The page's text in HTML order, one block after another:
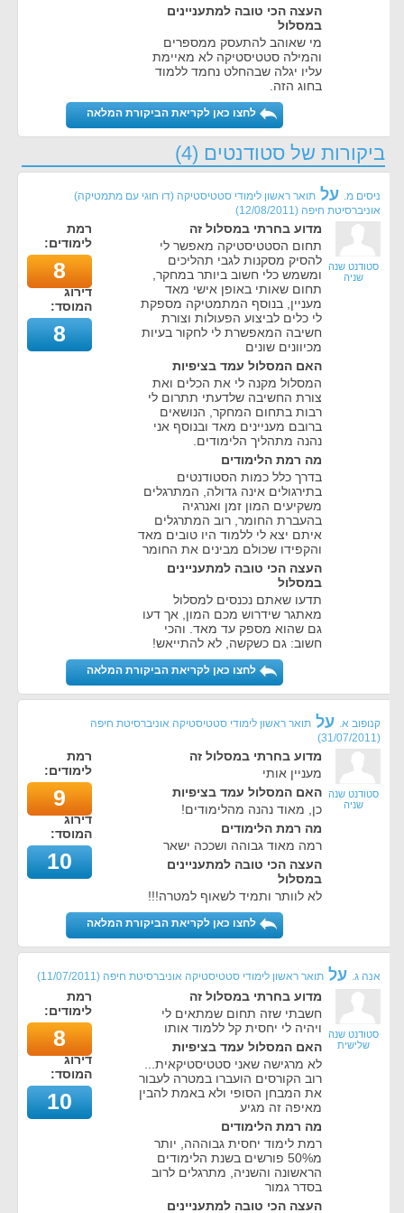
העצה הכי טובה למתעניינים
במסלול
מי שאוהב להתעסק ממספרים
והמילה סטטיסטיקה לא מאיימת
עליו יגלה שבהחלט נחמד ללמוד
בחוג הזה.
לחצו כאן לקריאת הביקורת המלאה
ביקורות של סטודנטים (4)
ניסים מ. על תואר ראשון לימודי סטטיסטיקה (דו חוגי עם מתמטיקה)
אוניברסיטת חיפה (
12/08/2011
)
סטודנט שנה
שניה
מדוע בחרתי במסלול זה
תחום הסטטיסטיקה מאפשר לי
להסיק מסקנות לגבי תהליכים
ומשמש כלי חשוב ביותר במחקר,
תחום שאותי באופן אישי מאד
מעניין, בנוסף המתמטיקה מספקת
לי כלים לביצוע הפעולות וצורת
חשיבה המאפשרת לי לחקור בעיות
מכיוונים שונים
האם המסלול עמד בציפיות
המסלול מקנה לי את הכלים ואת
צורת החשיבה שלדעתי תתרום לי
רבות בתחום המחקר, הנושאים
ברובם מעניינים מאד ובנוסף אני
נהנה מתהליך הלימודים.
מה רמת הלימודים
בדרך כלל כמות הסטודנטים
בתירגולים אינה גדולה, המתרגלים
משקיעים המון זמן ואנרגיה
בהעברת החומר, רוב המתרגלים
איתם יצא לי ללמוד היו טובים מאד
והקפידו שכולם מבינים את החומר
העצה הכי טובה למתעניינים
במסלול
תדעו שאתם נכנסים למסלול
מאתגר שידרוש מכם המון, אך דעו
גם שהוא מספק עד מאד. והכי
חשוב: גם כשקשה, לא להתייאש!
רמת
לימודים:
8
דירוג
המוסד:
8
לחצו כאן לקריאת הביקורת המלאה
קנופוב א. על תואר ראשון לימודי סטטיסטיקה אוניברסיטת חיפה
(
31/07/2011
)
סטודנט שנה
שניה
מדוע בחרתי במסלול זה
מעניין אותי
האם המסלול עמד בציפיות
כן, מאוד נהנה מהלימודים!
מה רמת הלימודים
רמה מאוד גבוהה ושככה ישאר
העצה הכי טובה למתעניינים
במסלול
לא לוותר ותמיד לשאוף למטרה!!!
רמת
לימודים:
9
דירוג
המוסד:
10
לחצו כאן לקריאת הביקורת המלאה
אנה ג. על תואר ראשון לימודי סטטיסטיקה אוניברסיטת חיפה (
11/07/2011
)
סטודנט שנה
שלישית
מדוע בחרתי במסלול זה
חשבתי שזה תחום שמתאים לי
ויהיה לי יחסית קל ללמוד אותו
האם המסלול עמד בציפיות
לא מרגישה שאני סטטיסטיקאית...
רוב הקורסים הועברו במטרה לעבור
את המבחן הסופי ולא באמת להבין
מאיפה זה מגיע
מה רמת הלימודים
רמת לימוד יחסית גבוההה, יותר
מ50% פורשים בשנת הלימודים
הראשונה והשניה, מתרגלים לרוב
בסדר גמור
העצה הכי טובה למתעניינים
רמת
לימודים:
8
דירוג
המוסד:
10